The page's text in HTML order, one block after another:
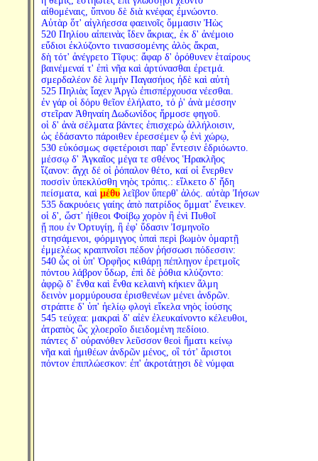
αἰθομέναις, ὕπνου δὲ διὰ κνέφας ἐμνώοντο.
Αὐτὰρ ὅτ' αἰγλήεσσα φαεινοῖς ὄμμασιν Ἠὼς
520 Πηλίου αἰπεινὰς ἴδεν ἄκριας, ἐκ δ' ἀνέμοιο
εὔδιοι ἐκλύζοντο τινασσομένης ἁλὸς ἄκραι,
δὴ τότ' ἀνέγρετο Τῖφυς: ἄφαρ δ' ὀρόθυνεν ἑταίρους
βαινέμεναί τ' ἐπὶ νῆα καὶ ἀρτύνασθαι ἐρετμά.
σμερδαλέον δὲ λιμὴν Παγασήιος ἠδὲ καὶ αὐτὴ
525 Πηλιὰς ἴαχεν Ἀργὼ ἐπισπέρχουσα νέεσθαι.
ἐν γάρ οἱ δόρυ θεῖον ἐλήλατο, τό ῥ' ἀνὰ μέσσην
στεῖραν Ἀθηναίη Δωδωνίδος ἥρμοσε φηγοῦ.
οἱ δ' ἀνὰ σέλματα βάντες ἐπισχερὼ ἀλλήλοισιν,
ὡς ἐδάσαντο πάροιθεν ἐρεσσέμεν ᾧ ἐνὶ χώρῳ,
530 εὐκόσμως σφετέροισι παρ' ἔντεσιν ἑδριόωντο.
μέσσῳ δ' Ἀγκαῖος μέγα τε σθένος Ἡρακλῆος
ἵζανον: ἄγχι δέ οἱ ῥόπαλον θέτο, καί οἱ ἔνερθεν
ποσσὶν ὑπεκλύσθη νηὸς τρόπις.: εἵλκετο δ' ἤδη
πείσματα, καὶ μέθυλεῖβον ὕπερθ' ἁλός. αὐτὰρ Ἰήσων
535 δακρυόεις γαίης ἀπὸ πατρίδος ὄμματ' ἔνεικεν.
οἱ δ', ὥστ' ἠίθεοι Φοίβῳ χορὸν ἢ ἐνὶ Πυθοῖ
ᾔ που ἐν Ὀρτυγίῃ, ἢ ἐφ' ὕδασιν Ἰσμηνοῖο
στησάμενοι, φόρμιγγος ὑπαὶ περὶ βωμὸν ὁμαρτῇ
ἐμμελέως κραιπνοῖσι πέδον ῥήσσωσι πόδεσσιν:
540 ὧς οἱ ὑπ' Ὀρφῆος κιθάρῃ πέπληγον ἐρετμοῖς
πόντου λάβρον ὕδωρ, ἐπὶ δὲ ῥόθια κλύζοντο:
ἀφρῷ δ' ἔνθα καὶ ἔνθα κελαινὴ κήκιεν ἅλμη
δεινὸν μορμύρουσα ἐρισθενέων μένει ἀνδρῶν.
στράπτε δ' ὑπ' ἠελίῳ φλογὶ εἴκελα νηὸς ἰούσης
545 τεύχεα: μακραὶ δ' αἰὲν ἐλευκαίνοντο κέλευθοι,
ἀτραπὸς ὣς χλοεροῖο διειδομένη πεδίοιο.
πάντες δ' οὐρανόθεν λεῦσσον θεοὶ ἤματι κείνῳ
νῆα καὶ ἡμιθέων ἀνδρῶν μένος, οἳ τότ' ἄριστοι
πόντον ἐπιπλώεσκον: ἐπ' ἀκροτάτῃσι δὲ νύμφαι